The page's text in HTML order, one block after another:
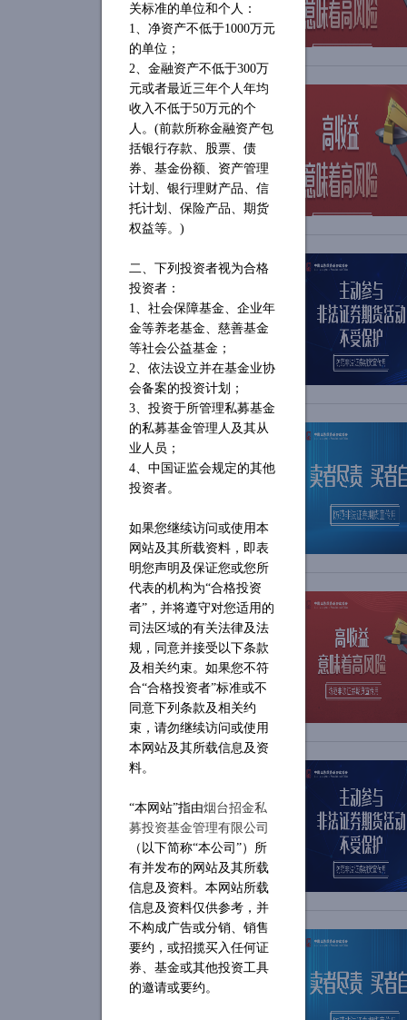
关标准的单位和个人：
1、净资产不低于1000万元
的单位；
2、金融资产不低于300万
元或者最近三年个人年均
收入不低于50万元的个
人。(前款所称金融资产包
括银行存款、股票、债
券、基金份额、资产管理
计划、银行理财产品、信
托计划、保险产品、期货
权益等。)
二、下列投资者视为合格
投资者：
1、社会保障基金、企业年
金等养老基金、慈善基金
等社会公益基金；
2、依法设立并在基金业协
会备案的投资计划；
3、投资于所管理私募基金
的私募基金管理人及其从
业人员；
4、中国证监会规定的其他
投资者。
如果您继续访问或使用本
网站及其所载资料，即表
明您声明及保证您或您所
代表的机构为“合格投资
者”，并将遵守对您适用的
司法区域的有关法律及法
规，同意并接受以下条款
及相关约束。如果您不符
合“合格投资者”标准或不
同意下列条款及相关约
束，请勿继续访问或使用
本网站及其所载信息及资
料。
“本网站”指由烟台招金私
募投资基金管理有限公司
（以下简称“本公司”）所
有并发布的网站及其所载
信息及资料。本网站所载
信息及资料仅供参考，并
不构成广告或分销、销售
要约，或招揽买入任何证
券、基金或其他投资工具
的邀请或要约。
招金动态
行业新闻
投资视野